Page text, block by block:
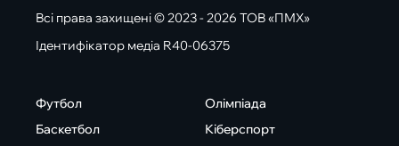
Всі права захищені © 2023 - 2026 ТОВ «ПМХ»
Ідентифікатор медіа R40-06375
Футбол
Баскетбол
Олімпіада
Кіберспорт